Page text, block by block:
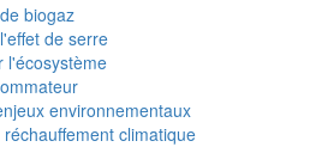
biogaz
de serre
l'écosystème
environnementaux
climatique